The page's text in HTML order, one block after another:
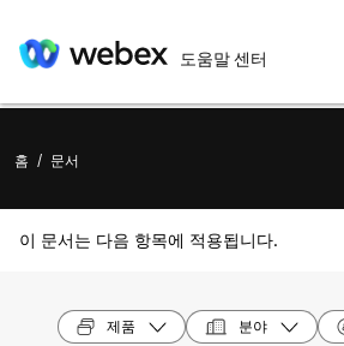
도움말 센터
홈 / 문서
이 문서는 다음 항목에 적용됩니다.
제품 분야